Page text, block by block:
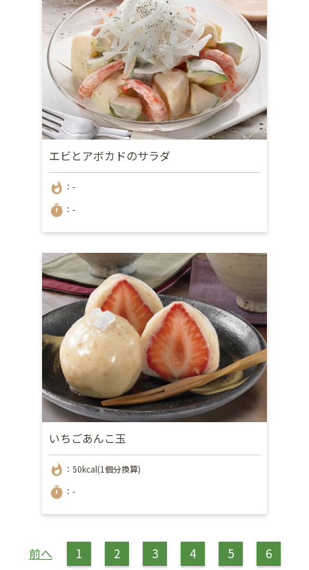
エビとアボカドのサラダ
whatshot ：-
timer ：-
いちごあんこ玉
whatshot ：50kcal(1個分換算)
timer ：-
前へ 1 2 3 4 5
6